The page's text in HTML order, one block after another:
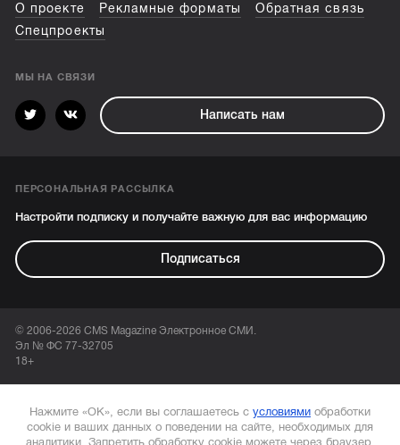
О проекте Рекламные форматы
Обратная связь
Спецпроекты
МЫ НА СВЯЗИ
Написать нам
ПЕРСОНАЛЬНАЯ РАССЫЛКА
Настройти подписку и получайте важную для вас информацию
Подписаться
© 2006-2026 CMS Magazine Электронное СМИ.
Эл № ФС 77-32705
18+
Нажмите «ОК», если вы соглашаетесь с условиями обработки
cookie и ваших данных о поведении на сайте, необходимых для
аналитики. Запретить обработку cookie можете через браузер.